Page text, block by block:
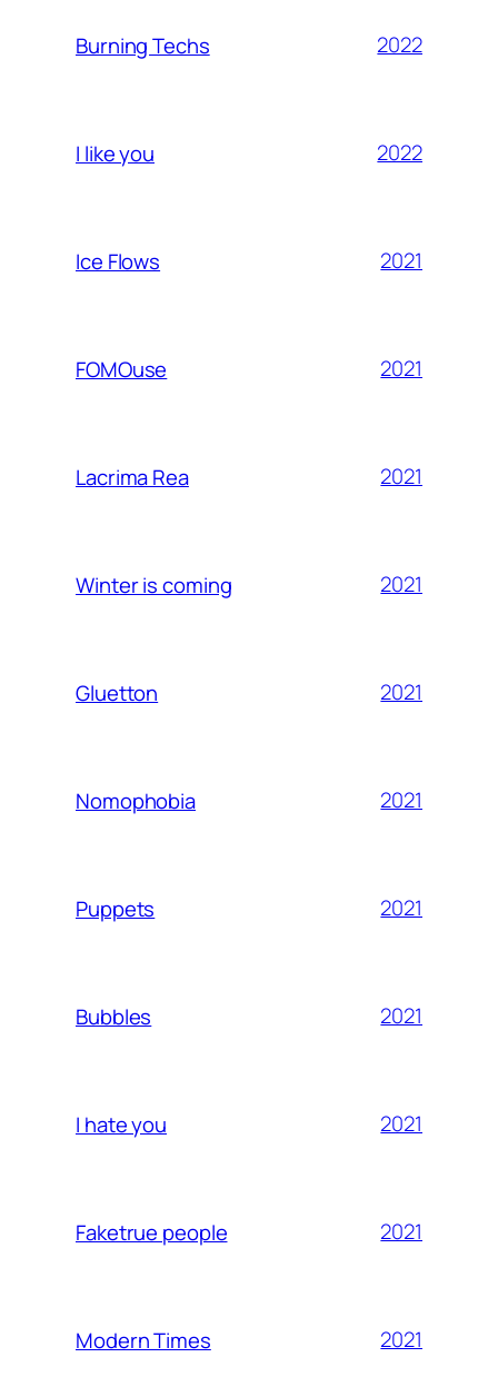
Burning Techs 2022
I like you 2022
Ice Flows 2021
FOMOuse 2021
Lacrima Rea 2021
Winter is coming 2021
Gluetton 2021
Nomophobia 2021
Puppets 2021
Bubbles 2021
I hate you 2021
Faketrue people 2021
Modern Times 2021